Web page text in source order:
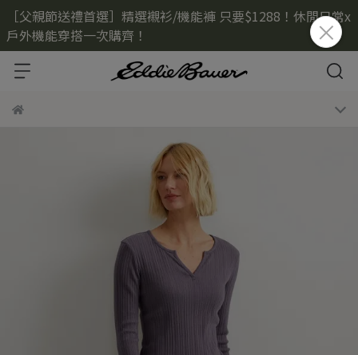
［父親節送禮首選］精選襯衫/機能褲 只要$1288！休閒日常x
戶外機能穿搭一次購齊！